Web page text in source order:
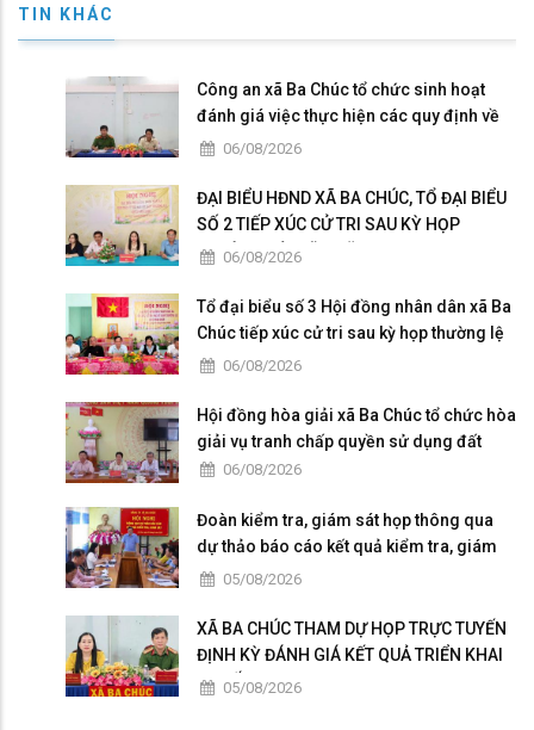
TIN KHÁC
Công an xã Ba Chúc tổ chức sinh hoạt
đánh giá việc thực hiện các quy định về
dân chủ trong Công an nhân dân
06/08/2026
ĐẠI BIỂU HĐND XÃ BA CHÚC, TỔ ĐẠI BIỂU
SỐ 2 TIẾP XÚC CỬ TRI SAU KỲ HỌP
THƯỜNG LỆ GIỮA NĂM 2026
06/08/2026
Tổ đại biểu số 3 Hội đồng nhân dân xã Ba
Chúc tiếp xúc cử tri sau kỳ họp thường lệ
giữa năm 2026
06/08/2026
Hội đồng hòa giải xã Ba Chúc tổ chức hòa
giải vụ tranh chấp quyền sử dụng đất
06/08/2026
Đoàn kiểm tra, giám sát họp thông qua
dự thảo báo cáo kết quả kiểm tra, giám
sát 05/08/2026
XÃ BA CHÚC THAM DỰ HỌP TRỰC TUYẾN
ĐỊNH KỲ ĐÁNH GIÁ KẾT QUẢ TRIỂN KHAI
“CHIẾN DỊCH 300”
05/08/2026